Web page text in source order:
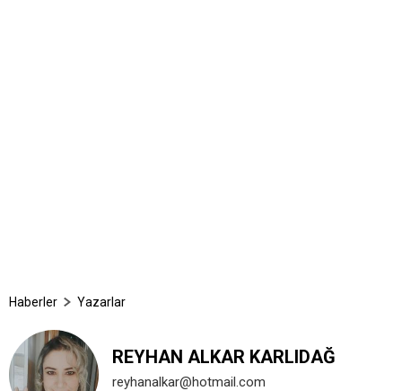
Haberler Yazarlar
REYHAN ALKAR KARLIDAĞ
reyhanalkar@hotmail.com